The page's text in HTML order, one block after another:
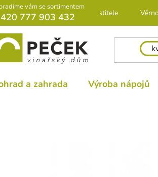
vám se sortimentem
777 903 432Rádce pro pěstitele
a zahrada Výroba nápojů